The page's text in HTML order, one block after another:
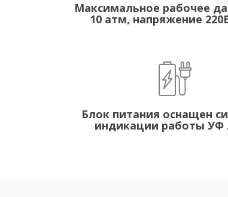
Максимальное рабочее
10 атм, напряжение
Блок питания оснащен
индикации работы УФ